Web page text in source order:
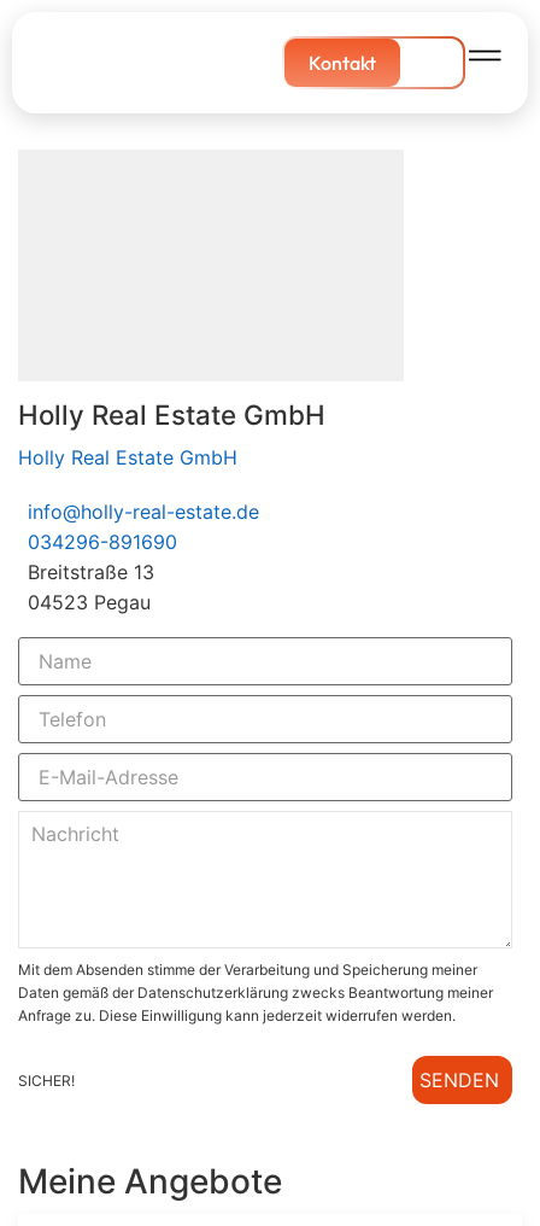
Kontakt
Holly Real Estate GmbH
Holly Real Estate GmbH
info@holly-real-estate.de
034296-891690
Breitstraße 13
04523 Pegau
Mit dem Absenden stimme der Verarbeitung und Speicherung meiner
Daten gemäß der Datenschutzerklärung zwecks Beantwortung meiner
Anfrage zu. Diese Einwilligung kann jederzeit widerrufen werden.
SICHER! SENDEN
Meine Angebote